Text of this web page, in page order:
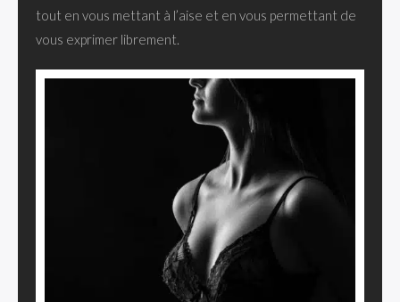
tout en vous mettant à l’aise et en vous permettant de
vous exprimer librement.